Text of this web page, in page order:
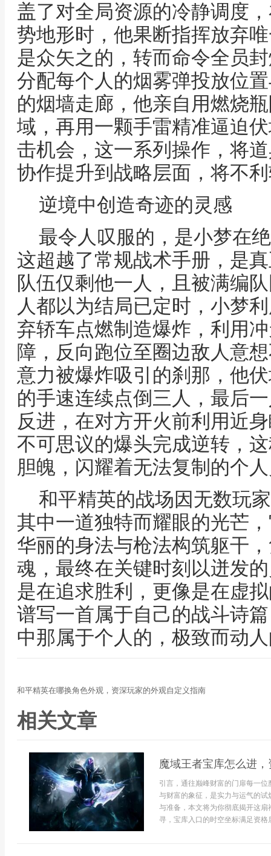
盖了对全局资源的冷静调度
势地形时，他果断指挥放弃
是众矢之的，转而命令全员
分配每个人的烟雾弹投放位
的烟墙走廊，他亲自用燃烧
域，再用一颗手雷精准逼迫
击机会，这一系列操作，将
协作提升到战略层面，将不
逆境中创造奇迹的灵感
最令人叹服的，是小梦在
这超越了常规战术手册，是
队伍仅剩他一人，且被满编
人都以为结局已定时，小梦
弃轿车点燃制造爆炸，利用
障，反向跑位至圈边敌人意
意力被爆炸吸引的刹那，他
的手速连续点倒三人，最后
反进，在对方开火前利用近
不可思议的爆头完成逆转，
胆魄，闪耀着无法复制的个
和平精英的战场因无数玩
其中一道独特而耀眼的光芒
华丽的身法与枪法构筑躯干
魂，最终在关键时刻以迸发
是在追求胜利，更像是在虚
谱写一首属于自己的战斗诗
中那属于个人的，极致而动
和平精英在哪换角色外观，资深玩家的外观自定义指南
相关文章
魔域王者宝库怎么进
引言，通往巅峰财富的门扉每一
与财富的象征，是实力与运气的
与准备，本文将为你彻底揭开这
寻，宝库入口的时空坐标满足资